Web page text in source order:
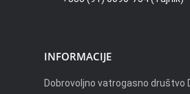
INFORMACIJE
Dobrovoljno vatrogasno društvo